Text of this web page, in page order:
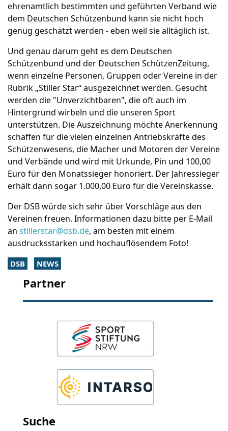
ehrenamtlich bestimmten und geführten Verband wie
dem Deutschen Schützenbund kann sie nicht hoch
genug geschätzt werden - eben weil sie alltäglich ist.
Und genau darum geht es dem Deutschen
Schützenbund und der Deutschen SchützenZeitung,
wenn einzelne Personen, Gruppen oder Vereine in der
Rubrik „Stiller Star“ ausgezeichnet werden. Gesucht
werden die "Unverzichtbaren", die oft auch im
Hintergrund wirbeln und die unseren Sport
unterstützen. Die Auszeichnung möchte Anerkennung
schaffen für die vielen einzelnen Antriebskräfte des
Schützenwesens, die Macher und Motoren der Vereine
und Verbände und wird mit Urkunde, Pin und 100,00
Euro für den Monatssieger honoriert. Der Jahressieger
erhält dann sogar 1.000,00 Euro für die Vereinskasse.
Der DSB würde sich sehr über Vorschläge aus den
Vereinen freuen. Informationen dazu bitte per E-Mail
an stillerstar@dsb.de, am besten mit einem
ausdrucksstarken und hochauflösendem Foto!
DSB NEWS
Partner
Suche